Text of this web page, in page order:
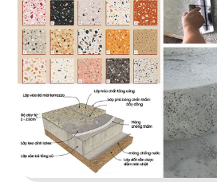
51
ĂN ĐƯỢC PHÚC PARADISE
Dimsum Hotpot & BBQ
52
THE
Food